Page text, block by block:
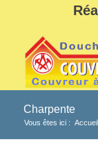
Charpente
Vous êtes ici : Accueil